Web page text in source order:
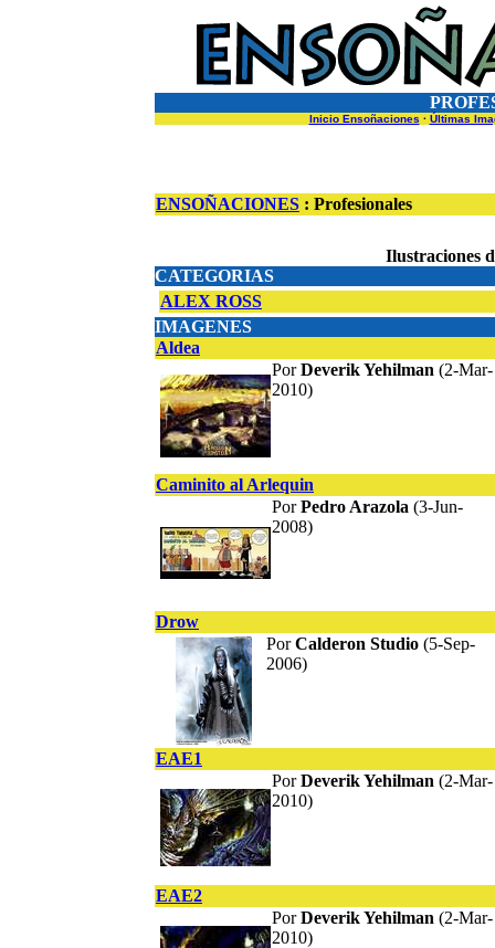
Inicio Ensoñaciones · Últimas
ENSOÑACIONES : Profesionales
Ilustraciones
CATEGORIAS
ALEX ROSS
IMAGENES
Aldea
PorDeverik Yehilman (2-Mar-
2010)
Caminito al Arlequin
PorPedro Arazola (3-Jun-
2008)
Drow
PorCalderon Studio (5-Sep-
2006)
EAE1
PorDeverik Yehilman (2-Mar-
2010)
EAE2
PorDeverik Yehilman (2-Mar-
2010)